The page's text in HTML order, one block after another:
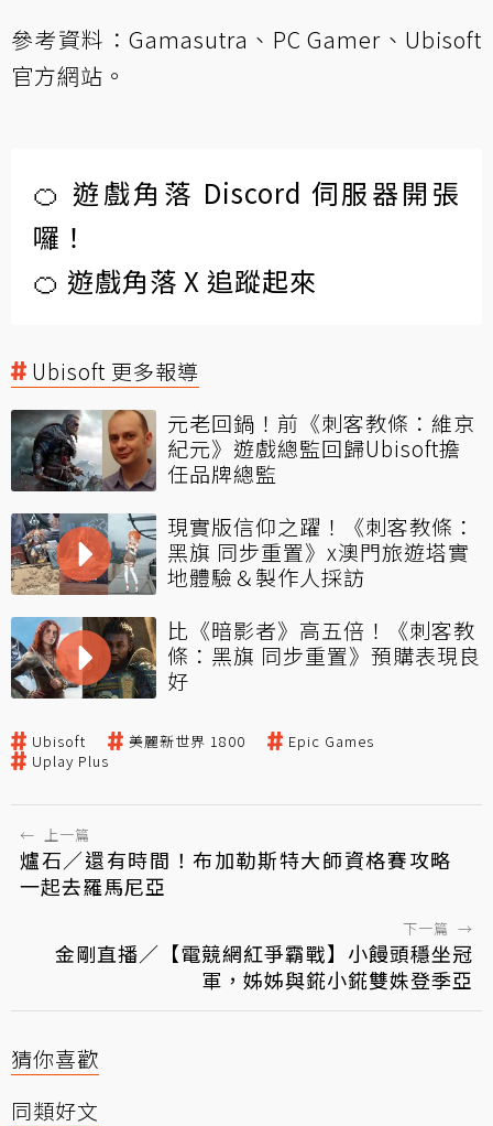
參考資料： Gamasutra 、 PC Gamer 、 Ubisoft
官方網站 。
🍊 遊戲角落 Discord 伺服器開張
囉！
🍊 遊戲角落 X 追蹤起來
Ubisoft 更多報導
元老回鍋！前《刺客教條：維京
紀元》遊戲總監回歸Ubisoft擔
任品牌總監
現實版信仰之躍！《刺客教條：
黑旗 同步重置》x澳門旅遊塔實
地體驗＆製作人採訪
比《暗影者》高五倍！《刺客教
條：黑旗 同步重置》預購表現良
好
Ubisoft 美麗新世界 1800
Epic Games
Uplay Plus
← 上一篇
爐石／還有時間！布加勒斯特大師資格賽攻略
一起去羅馬尼亞
下一篇 →
金剛直播／【電競網紅爭霸戰】小饅頭穩坐冠
軍，姊姊與錵小錵雙姝登季亞
猜你喜歡
同類好文